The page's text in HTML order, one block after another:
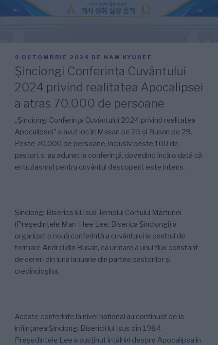
PUBLICAT
PE
9 OCTOMBRIE 2024 DE NAM KYUHEE
Șinciongi Conferința Cuvântului
2024 privind realitatea Apocalipsei
a atras 70.000 de persoane
„Șinciongi Conferința Cuvântului 2024 privind realitatea
Apocalipsei” a avut loc în Masan pe 25 și Busan pe 29.
Peste 70.000 de persoane, inclusiv peste 100 de
pastori, s-au adunat la conferință, dovedind încă o dată că
entuziasmul pentru cuvântul descoperit este intens.
Șinciongi Biserica lui Isus Templul Cortului Mărturiei
(Președintele Man-Hee Lee, Biserica Șinciongi) a
organizat o nouă conferință a cuvântului la centrul de
formare Andrei din Busan, ca urmare a unui flux constant
de cereri din luna ianuarie din partea pastorilor și
credincioșilor.
Aceste conferințe la nivel național au continuat de la
înființarea Șinciongi Bisericii lui Isus din 1984.
Președintele Lee a susținut întâlniri despre Apocalipsa în